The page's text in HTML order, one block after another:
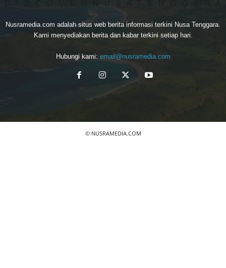
Nusramedia.com adalah situs web berita informasi terkini Nusa Tenggara.
Kami menyediakan berita dan kabar terkini setiap hari.
Hubungi kami: email@nusramedia.com
© NUSRAMEDIA.COM